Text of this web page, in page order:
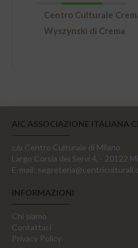
Centro Culturale
Wyszynski di Crema
AIC ASSOCIAZIONE ITALIANA
c/o Centro Culturale di Milano
Largo Corsia dei Servi 4, - 20122
E-mail:
INFORMAZIONI
Chi siamo
Contattaci
Privacy Policy